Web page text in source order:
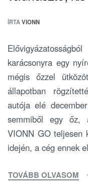
ÍRTAVIONN
karácsonyra egy
mégis őzzel
állapotban
autója elé
semmiből egy őz,
VIONN GO teljesen
idején, a cég ennek
TOVÁBB OLVASOM